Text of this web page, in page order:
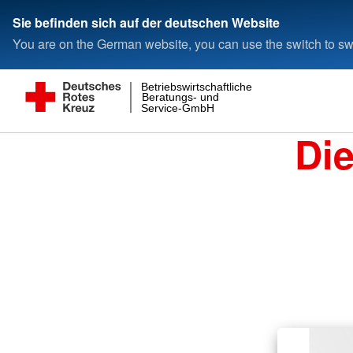
Sie befinden sich auf der deutschen Website
You are on the German website, you can use the switch to
Service-GmbH
Beratungs- und
Betriebswirtschaftliche